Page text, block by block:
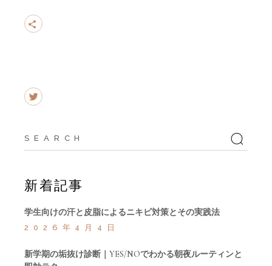
Search
for:
新着記事
学生向けの汗と皮脂によるニキビ対策とその実践法
2026年4月4日
新学期の垢抜け診断｜YES/NOでわかる朝夜ルーティンと